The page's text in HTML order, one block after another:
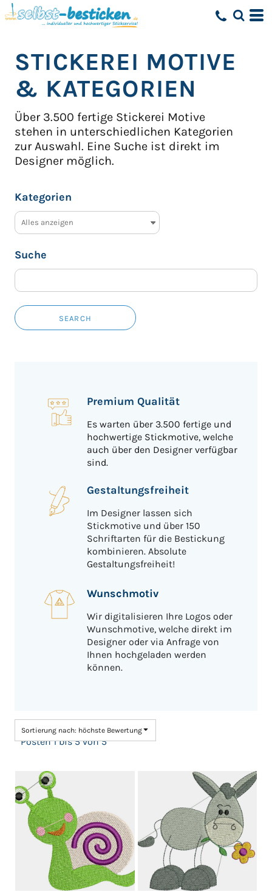
STICKEREI MOTIVE
& KATEGORIEN
Über 3.500 fertige Stickerei Motive
stehen in unterschiedlichen Kategorien
zur Auswahl. Eine Suche ist direkt im
Designer möglich.
Kategorien
Suche
SEARCH
Premium Qualität
Es warten über 3.500 fertige und
hochwertige Stickmotive, welche
auch über den Designer verfügbar
sind.
Gestaltungsfreiheit
Im Designer lassen sich
Stickmotive und über 150
Schriftarten für die Bestickung
kombinieren. Absolute
Gestaltungsfreiheit!
Wunschmotiv
Wir digitalisieren Ihre Logos oder
Wunschmotive, welche direkt im
Designer oder via Anfrage von
Ihnen hochgeladen werden
können.
Sortierung nach: höchste Bewertung
Posten 1 bis 5 von 5
Standard
höchste Bewertung